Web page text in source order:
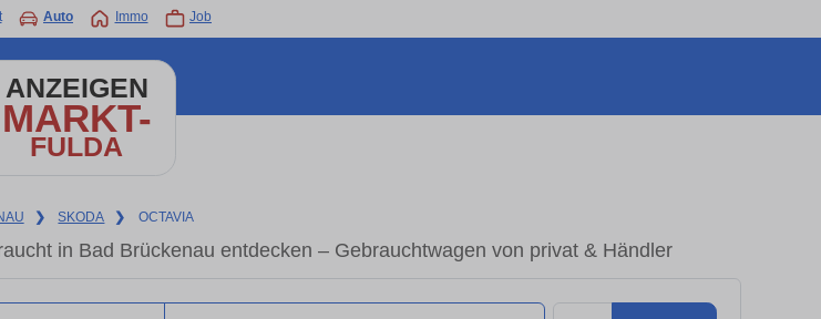
Auto Immo Job
ANZEIGEN
MARKT-
FULDA
❯ SKODA ❯ OCTAVIA
in Bad Brückenau entdecken – Gebrauchtwagen von privat & Händler